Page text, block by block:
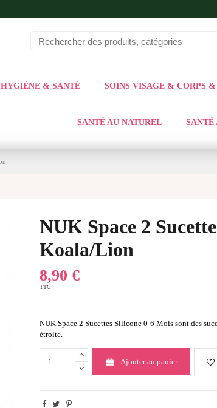
HYGIÈNE & SANTÉ SOINS VISAGE & CORPS
SANTÉ AU NATUREL
NUK Space 2
Koala/Lion
8,90 €
TTC
NUK Space 2 Sucettes Silicone 0-6 Mois sont des
étroite.
Ajouter au panier